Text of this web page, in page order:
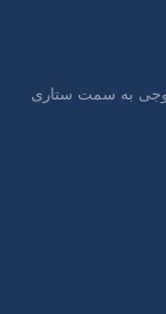
به سمت ستاری